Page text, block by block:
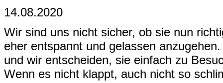
14.08.2020
Wir sind uns nicht sicher, ob sie nun
eher entspannt und gelassen
und wir entscheiden, sie einfach zu
Wenn es nicht klappt, auch nicht so